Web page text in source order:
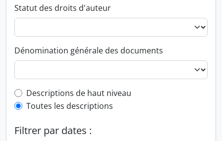
Statut des droits d'auteur
Dénomination générale des documents
Top-level description filter
Descriptions de haut niveau
Toutes les descriptions
Filtrer par dates :